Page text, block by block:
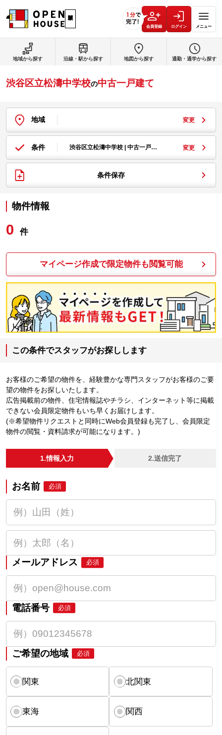
会員登録 ログイン メニュー
渋谷区立松濤中学校の中古一戸建て
地域 変更
条件 渋谷区立松濤中学校 | 中古一戸… 変更
条件保存
物件情報
0 件
マイページ作成で限定物件も閲覧可能
この条件でスタッフがお探しします
お客様のご希望の物件を、経験豊かな専門スタッフがお客様のご要
望の物件をお探しいたします。
広告掲載前の物件、住宅情報誌やチラシ、インターネット等に掲載
できない会員限定物件もいち早くお届けします。
(※希望物件リクエストと同時にWeb会員登録も完了し、会員限定
物件の閲覧・資料請求が可能になります。)
1.情報入力 2.送信完了
お名前 必須
メールアドレス 必須
電話番号 必須
ご希望の地域 必須
関東 北関東
東海 関西
地域から探す 沿線・駅から探す 地図から探す 通勤・通学から探す